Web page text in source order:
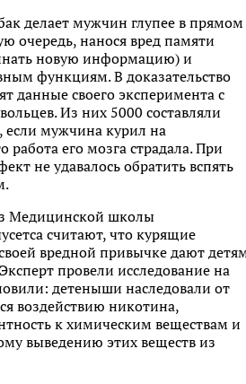
делает мужчин глупее в прямом
очередь, нанося вред памяти
новую информацию) и
функциям. В доказательство
данные своего эксперимента с
Из них 5000 составляли
мужчина курил на
работа его мозга страдала. При
не удавалось обратить вспять
Медицинской школы
считают, что курящие
вредной привычке дают
провели исследование на
детеныши наследовали от
воздействию никотина,
к химическим веществам и
выведению этих веществ из